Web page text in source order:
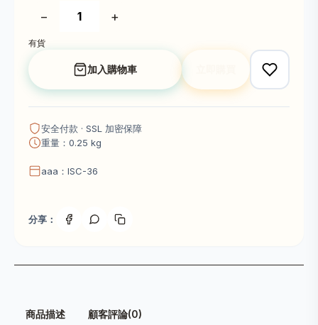
− +
有貨
加入購物車
安全付款 · SSL 加密保障
重量：0.25 kg
aaa：ISC-36
分享：
商品描述 顧客評論(0)